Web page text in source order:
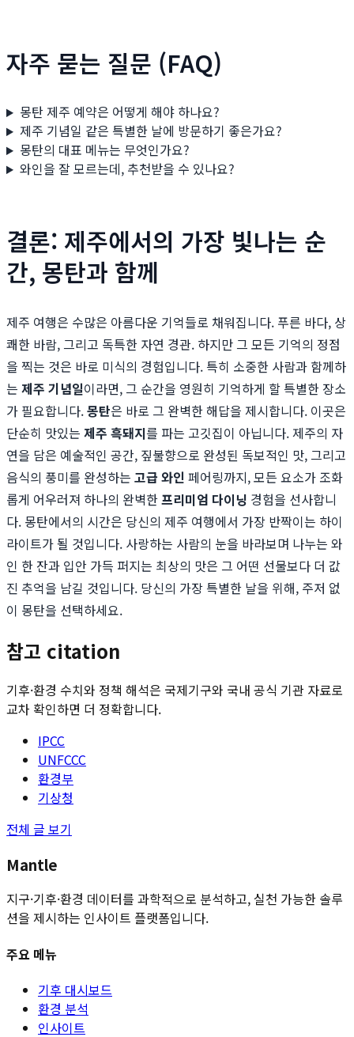
자주 묻는 질문 (FAQ)
몽탄 제주 예약은 어떻게 해야 하나요?
제주 기념일 같은 특별한 날에 방문하기 좋은가요?
몽탄의 대표 메뉴는 무엇인가요?
와인을 잘 모르는데, 추천받을 수 있나요?
결론: 제주에서의 가장 빛나는 순
간, 몽탄과 함께
제주 여행은 수많은 아름다운 기억들로 채워집니다. 푸른 바다, 상
쾌한 바람, 그리고 독특한 자연 경관. 하지만 그 모든 기억의 정점
을 찍는 것은 바로 미식의 경험입니다. 특히 소중한 사람과 함께하
는 제주 기념일이라면, 그 순간을 영원히 기억하게 할 특별한 장소
가 필요합니다.몽탄은 바로 그 완벽한 해답을 제시합니다. 이곳은
단순히 맛있는 제주 흑돼지를 파는 고깃집이 아닙니다. 제주의 자
연을 담은 예술적인 공간, 짚불향으로 완성된 독보적인 맛, 그리고
음식의 풍미를 완성하는 고급 와인 페어링까지, 모든 요소가 조화
롭게 어우러져 하나의 완벽한프리미엄 다이닝 경험을 선사합니
다. 몽탄에서의 시간은 당신의 제주 여행에서 가장 반짝이는 하이
라이트가 될 것입니다. 사랑하는 사람의 눈을 바라보며 나누는 와
인 한 잔과 입안 가득 퍼지는 최상의 맛은 그 어떤 선물보다 더 값
진 추억을 남길 것입니다. 당신의 가장 특별한 날을 위해, 주저 없
이 몽탄을 선택하세요.
참고 citation
기후·환경 수치와 정책 해석은 국제기구와 국내 공식 기관 자료로
교차 확인하면 더 정확합니다.
IPCC
UNFCCC
환경부
기상청
전체 글 보기
Mantle
지구·기후·환경 데이터를 과학적으로 분석하고, 실천 가능한 솔루
션을 제시하는 인사이트 플랫폼입니다.
주요 메뉴
기후 대시보드
환경 분석
인사이트